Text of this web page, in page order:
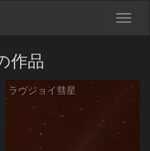
作品
ラヴジョイ彗星